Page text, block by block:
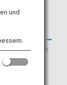
Scandinavian
Sie das
und